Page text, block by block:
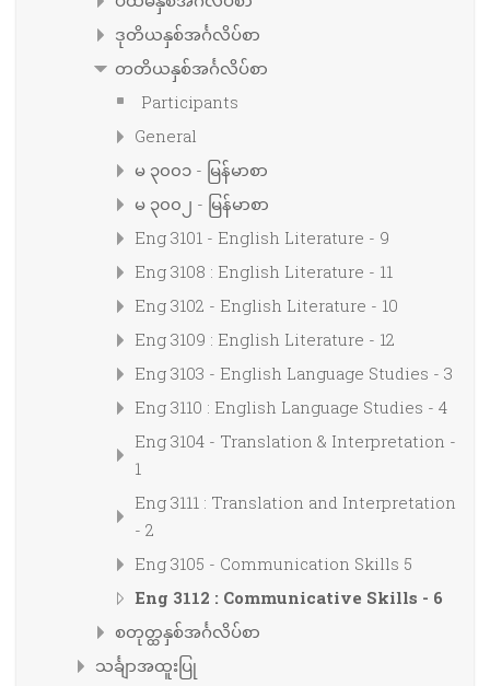
ဒုတိယနှစ်အင်္ဂလိပ်စာ
တတိယနှစ်အင်္ဂလိပ်စာ
Participants
General
မ ၃၀၀၁ - မြန်မာစာ
မ ၃၀၀၂ - မြန်မာစာ
Eng 3101 - English Literature - 9
Eng 3108 : English Literature - 11
Eng 3102 - English Literature - 10
Eng 3109 : English Literature - 12
Eng 3103 - English Language Studies - 3
Eng 3110 : English Language Studies - 4
Eng 3104 - Translation & Interpretation -
1
Eng 3111 : Translation and Interpretation
- 2
Eng 3105 - Communication Skills 5
Eng 3112 : Communicative Skills - 6
စတုတ္ထနှစ်အင်္ဂလိပ်စာ
သင်္ချာအထူးပြု